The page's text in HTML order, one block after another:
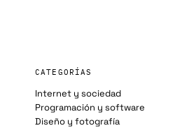
CATEGORÍAS
Internet y sociedad
Programación y software
Diseño y fotografía